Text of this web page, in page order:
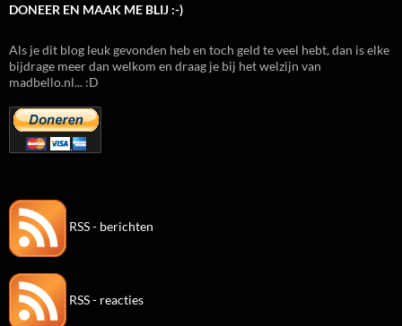
DONEER EN MAAK ME BLIJ :-)
Als je dit blog leuk gevonden heb en toch geld te veel hebt, dan is elke
bijdrage meer dan welkom en draag je bij het welzijn van
madbello.nl... :D
RSS - berichten
RSS - reacties